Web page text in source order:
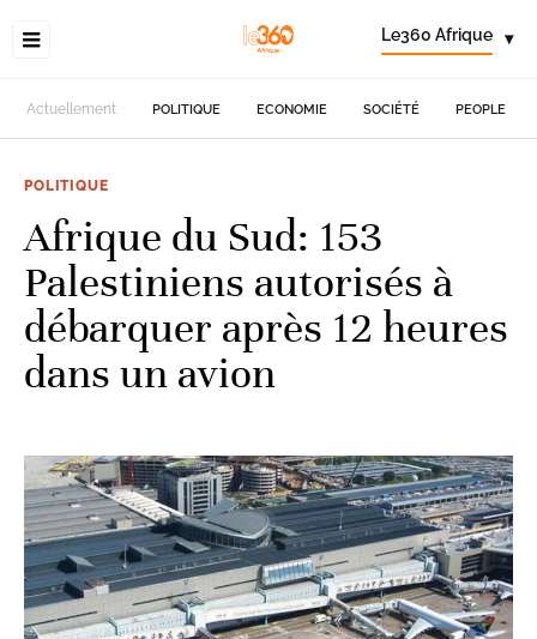
Le360 Afrique ▾
Actuellement POLITIQUE ECONOMIE SOCIÉTÉ PEOPLE
POLITIQUE
Afrique du Sud: 153
Palestiniens autorisés à
débarquer après 12 heures
dans un avion